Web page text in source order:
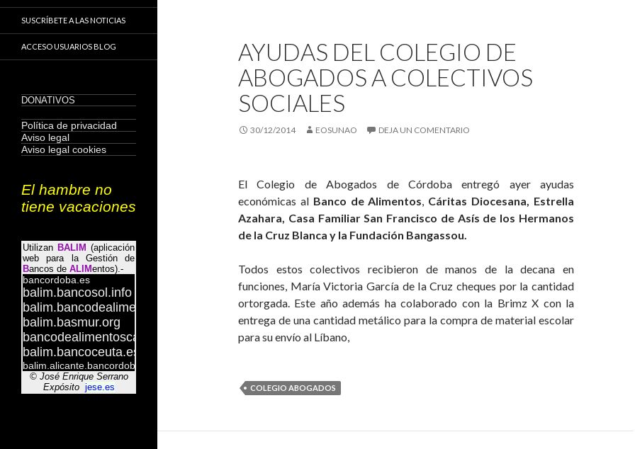
AYUDAS DEL COLEGIO DE
ABOGADOS A COLECTIVOS
SOCIALES
30/12/2014 EOSUNAO DEJA UN COMENTARIO
El Colegio de Abogados de Córdoba entregó ayer ayudas
económicas al Banco deAlimentos, Cáritas Diocesana, Estrella
Azahara, Casa Familiar San Francisco de Asís de los Hermanos
de la Cruz Blanca y la Fundación Bangassou.
Todos estos colectivos recibieron de manos de la decana en
funciones, María Victoria García de la Cruz cheques por la cantidad
ortorgada. Este año además ha colaborado con la Brimz X con la
entrega de una cantidad metálico para la compra de material escolar
para su envío al Líbano,
COLEGIO ABOGADOS
SUSCRÍBETE A LAS NOTICIAS
ACCESO USUARIOS BLOG